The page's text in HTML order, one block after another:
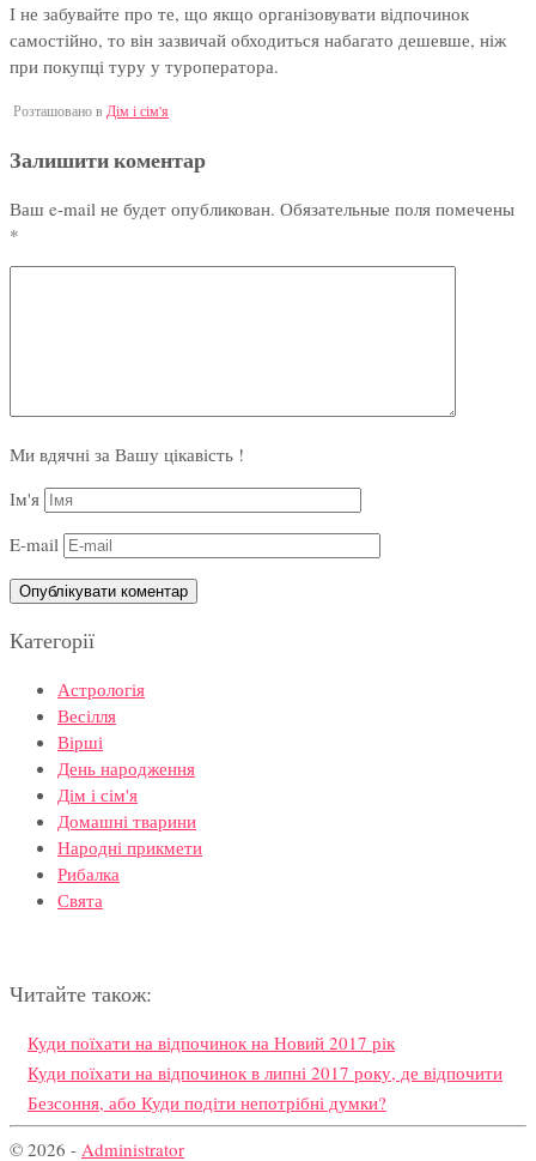
І не забувайте про те, що якщо організовувати відпочинок
самостійно, то він зазвичай обходиться набагато дешевше, ніж
при покупці туру у туроператора.
Розташовано в Дім і сім'я
Залишити коментар
Ваш e-mail не будет опубликован. Обязательные поля помечены
*
Ми вдячні за Вашу цікавість !
Ім'я
E-mail
Категорії
Астрологія
Весілля
Вірші
День народження
Дім і сім'я
Домашні тварини
Народні прикмети
Рибалка
Свята
Читайте також:
Куди поїхати на відпочинок на Новий 2017 рік
Куди поїхати на відпочинок в липні 2017 року, де відпочити
Безсоння, або Куди подіти непотрібні думки?
© 2026 - Administrator